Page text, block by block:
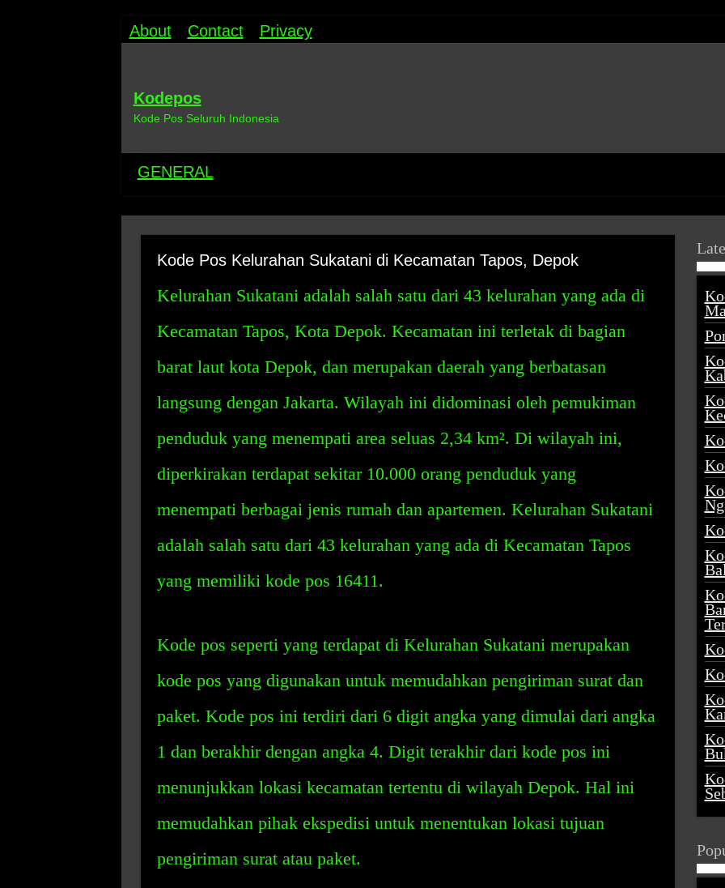
About Contact Privacy
Kodepos
Kode Pos Seluruh Indonesia
GENERAL
Kode Pos Kelurahan Sukatani di Kecamatan Tapos, Depok
Kelurahan Sukatani adalah salah satu dari 43 kelurahan yang ada di
Kecamatan Tapos, Kota Depok. Kecamatan ini terletak di bagian
barat laut kota Depok, dan merupakan daerah yang berbatasan
langsung dengan Jakarta. Wilayah ini didominasi oleh pemukiman
penduduk yang menempati area seluas 2,34 km². Di wilayah ini,
diperkirakan terdapat sekitar 10.000 orang penduduk yang
menempati berbagai jenis rumah dan apartemen. Kelurahan Sukatani
adalah salah satu dari 43 kelurahan yang ada di Kecamatan Tapos
yang memiliki kode pos 16411.
Kode pos seperti yang terdapat di Kelurahan Sukatani merupakan
kode pos yang digunakan untuk memudahkan pengiriman surat dan
paket. Kode pos ini terdiri dari 6 digit angka yang dimulai dari angka
1 dan berakhir dengan angka 4. Digit terakhir dari kode pos ini
menunjukkan lokasi kecamatan tertentu di wilayah Depok. Hal ini
memudahkan pihak ekspedisi untuk menentukan lokasi tujuan
pengiriman surat atau paket.